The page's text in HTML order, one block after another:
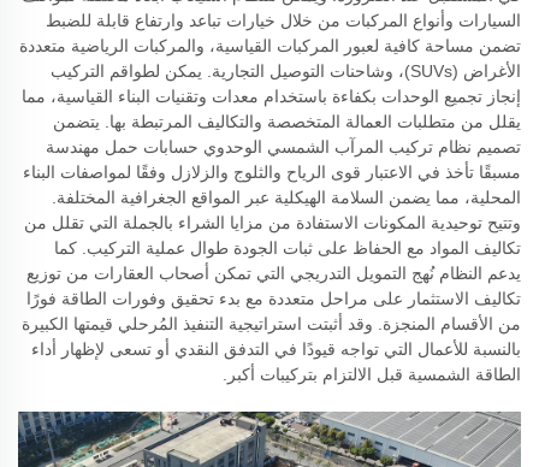
السيارات وأنواع المركبات من خلال خيارات تباعد وارتفاع قابلة للضبط
تضمن مساحة كافية لعبور المركبات القياسية، والمركبات الرياضية متعددة
الأغراض (SUVs)، وشاحنات التوصيل التجارية. يمكن لطواقم التركيب
إنجاز تجميع الوحدات بكفاءة باستخدام معدات وتقنيات البناء القياسية، مما
يقلل من متطلبات العمالة المتخصصة والتكاليف المرتبطة بها. يتضمن
تصميم نظام تركيب المرآب الشمسي الوحدوي حسابات حمل مهندسة
مسبقًا تأخذ في الاعتبار قوى الرياح والثلوج والزلازل وفقًا لمواصفات البناء
المحلية، مما يضمن السلامة الهيكلية عبر المواقع الجغرافية المختلفة.
وتتيح توحيدية المكونات الاستفادة من مزايا الشراء بالجملة التي تقلل من
تكاليف المواد مع الحفاظ على ثبات الجودة طوال عملية التركيب. كما
يدعم النظام نُهج التمويل التدريجي التي تمكن أصحاب العقارات من توزيع
تكاليف الاستثمار على مراحل متعددة مع بدء تحقيق وفورات الطاقة فورًا
من الأقسام المنجزة. وقد أثبتت استراتيجية التنفيذ المُرحلي قيمتها الكبيرة
بالنسبة للأعمال التي تواجه قيودًا في التدفق النقدي أو تسعى لإظهار أداء
الطاقة الشمسية قبل الالتزام بتركيبات أكبر.